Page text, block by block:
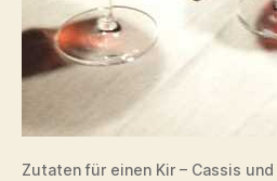
Zutaten für einen Kir – Cassis